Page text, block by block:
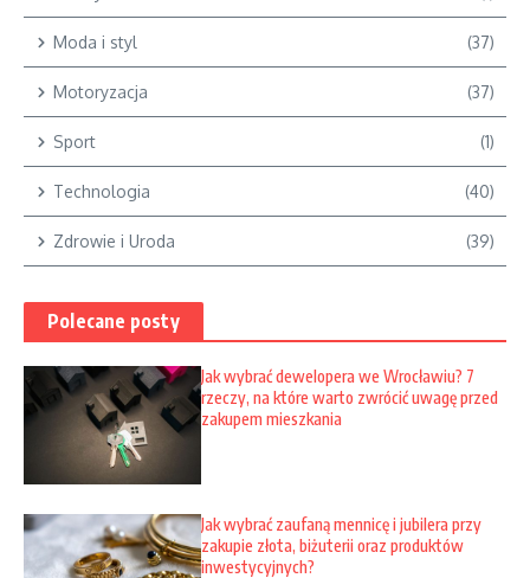
Moda i styl (37)
Motoryzacja (37)
Sport (1)
Technologia (40)
Zdrowie i Uroda (39)
Polecane posty
Jak wybrać dewelopera we Wrocławiu? 7
rzeczy, na które warto zwrócić uwagę przed
zakupem mieszkania
Jak wybrać zaufaną mennicę i jubilera przy
zakupie złota, biżuterii oraz produktów
inwestycyjnych?